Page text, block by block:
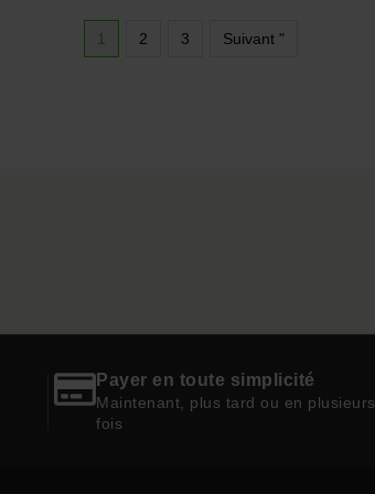
1 2 3 Suivant "
Payer en toute simplicité
Maintenant, plus tard ou en plusieurs
fois